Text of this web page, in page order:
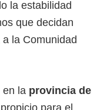
la estabilidad
que decidan
la Comunidad
en la provincia de
para el